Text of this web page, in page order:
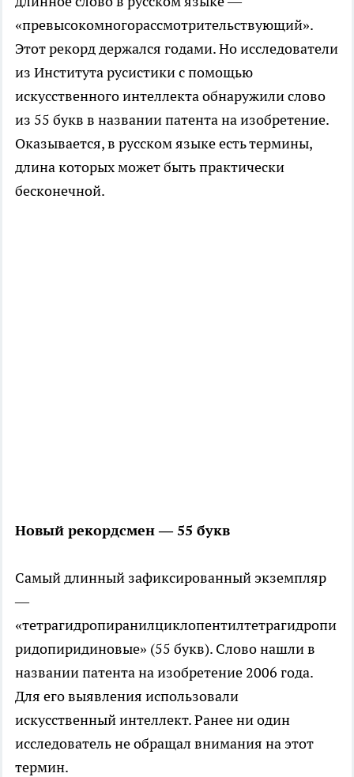
«превысокомногорассмотрительствующий».
Этот рекорд держался годами. Но исследователи
из Института русистики с помощью
искусственного интеллекта обнаружили слово
из 55 букв в названии патента на изобретение.
Оказывается, в русском языке есть термины,
длина которых может быть практически
бесконечной.
Новый рекордсмен — 55 букв
Самый длинный зафиксированный экземпляр
—
«тетрагидропиранилциклопентилтетрагидропи
ридопиридиновые» (55 букв). Слово нашли в
названии патента на изобретение 2006 года.
Для его выявления использовали
искусственный интеллект. Ранее ни один
исследователь не обращал внимания на этот
термин.